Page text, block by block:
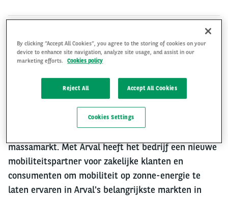
Houten, 16 januari 2023- Lightyear, het
Nederlandse hightechbedrijf dat 's werelds eerste
elektrische auto op zonne-energie produceert
(Lightyear 0) heeft een pre-orderovereenkomst
Groep. In deze pre-order staan 10.000 auto’s van
massamarkt. Met Arval heeft het bedrijf een nieuwe
mobiliteitspartner voor zakelijke klanten en
consumenten om mobiliteit op zonne-energie te
laten ervaren in Arval's belangrijkste markten in
By clicking “Accept All Cookies”, you agree to the storing of cookies on your
device to enhance site navigation, analyze site usage, and assist in our
marketing efforts.
Cookies policy
Reject All Accept All Cookies
Cookies Settings